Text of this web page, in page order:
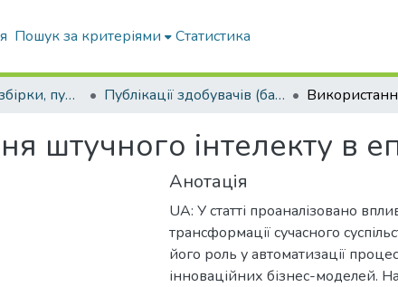
Пошук за критеріями Статистика
Конференції, збірки, публікації молодих вчених і здобувачів : магістрів, бакалаврів, аспірантів. Публікації здобувачів (бакалаврів. магістрів, аспірантів)
штучного інтелекту в
Анотація
UA: У статті проаналізовано
трансформації сучасного
його роль у автоматизації
інноваційних бізнес-моделей.